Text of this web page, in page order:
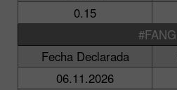
0.15
#FANG
Fecha Declarada
06.11.2026